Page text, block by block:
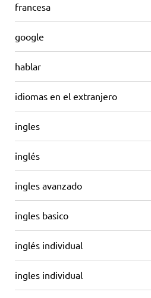
francesa
google
hablar
idiomas en el extranjero
ingles
inglés
ingles avanzado
ingles basico
inglés individual
ingles individual